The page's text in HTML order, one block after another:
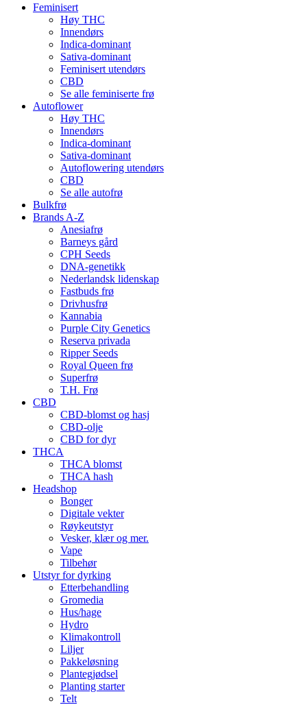
Feminisert
Høy THC
Innendørs
Indica-dominant
Sativa-dominant
Feminisert utendørs
CBD
Se alle feminiserte frø
Autoflower
Høy THC
Innendørs
Indica-dominant
Sativa-dominant
Autoflowering utendørs
CBD
Se alle autofrø
Bulkfrø
Brands A-Z
Anesiafrø
Barneys gård
CPH Seeds
DNA-genetikk
Nederlandsk lidenskap
Fastbuds frø
Drivhusfrø
Kannabia
Purple City Genetics
Reserva privada
Ripper Seeds
Royal Queen frø
Superfrø
T.H. Frø
CBD
CBD-blomst og hasj
CBD-olje
CBD for dyr
THCA
THCA blomst
THCA hash
Headshop
Bonger
Digitale vekter
Røykeutstyr
Vesker, klær og mer.
Vape
Tilbehør
Utstyr for dyrking
Etterbehandling
Gromedia
Hus/hage
Hydro
Klimakontroll
Liljer
Pakkeløsning
Plantegjødsel
Planting starter
Telt